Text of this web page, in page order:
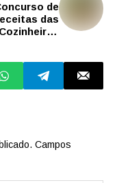
de
das
Cozinheiras
o
dos
alimentos
Campos